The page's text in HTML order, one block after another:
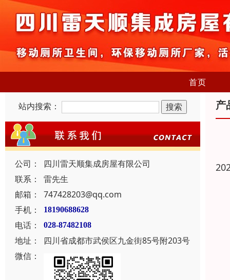
首页
站内搜索：
公司：
四川雷天顺集成房屋有限公司
联系：
雷先生
邮箱：
747428203@qq.com
手机：
18190688628
电话： 028-87482108
地址：
四川省成都市武侯区九金街85号附203号
微信：
产